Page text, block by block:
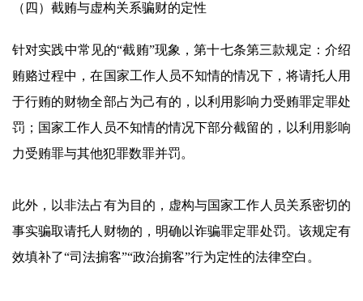
（四）截贿与虚构关系骗财的定性
针对实践中常见的“截贿”现象，第十七条第三款规定：介绍
贿赂过程中，在国家工作人员不知情的情况下，将请托人用
于行贿的财物全部占为己有的，以利用影响力受贿罪定罪处
罚；国家工作人员不知情的情况下部分截留的，以利用影响
力受贿罪与其他犯罪数罪并罚。
此外，以非法占有为目的，虚构与国家工作人员关系密切的
事实骗取请托人财物的，明确以诈骗罪定罪处罚。该规定有
效填补了“司法掮客”“政治掮客”行为定性的法律空白。